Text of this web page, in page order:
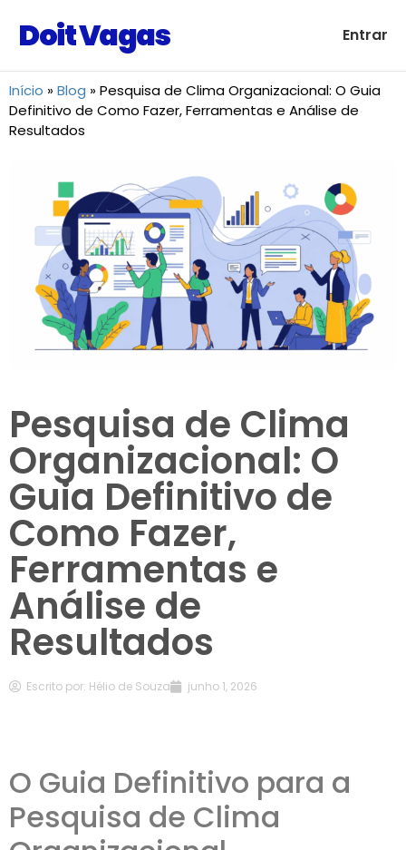
Doit Vagas Entrar
Início »Blog »Pesquisa de Clima Organizacional: O Guia
Definitivo de Como Fazer, Ferramentas e Análise de
Resultados
Pesquisa de Clima
Organizacional: O
Guia Definitivo de
Como Fazer,
Ferramentas e
Análise de
Resultados
Escrito por: Hélio de Souza junho 1, 2026
O Guia Definitivo para a
Pesquisa de Clima